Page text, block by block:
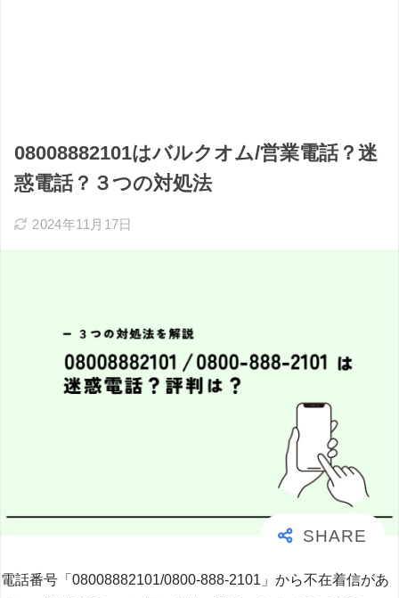
08008882101はバルクオム/営業電話？迷
惑電話？３つの対処法
2024年11月17日
電話番号「08008882101/0800-888-2101」から不在着信があ